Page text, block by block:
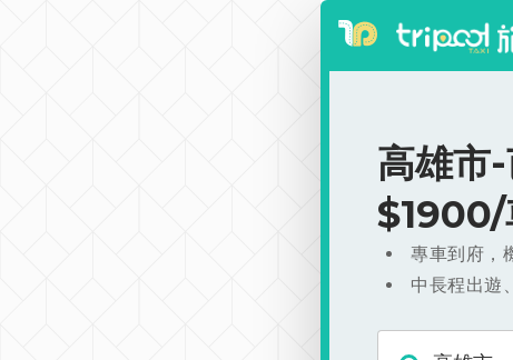
高雄市
專車到府，
中長程出遊